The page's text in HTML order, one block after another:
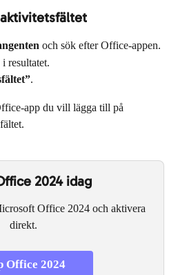
och sök efter Office-appen.
resultatet.
.
app du vill lägga till på
2024 idag
Office 2024 och aktivera
direkt.
Office 2024